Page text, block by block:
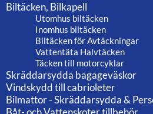
Biltäcken, Bilkapell
Utomhus biltäcken
Inomhus biltäcken
Biltäcken för Avtäckningar
Vattentäta Halvtäcken
Täcken till motorcyklar
Skräddarsydda bagageväskor
Vindskydd till cabrioleter
Bilmattor - Skräddarsydda &